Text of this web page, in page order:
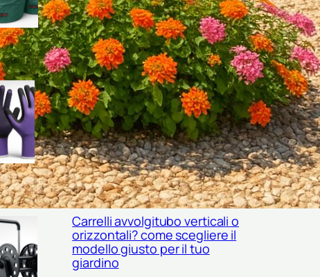
Guanti da raccolta per frutta di
fine estate: come scegliere il
modello giusto per mele,
prugne e fichi
Carrelli avvolgitubo verticali o
orizzontali? come scegliere il
modello giusto per il tuo
giardino